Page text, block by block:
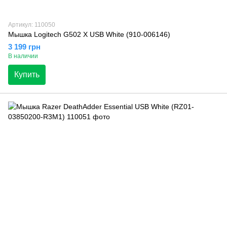
Артикул: 110050
Мышка Logitech G502 X USB White (910-006146)
3 199 грн
В наличии
Купить